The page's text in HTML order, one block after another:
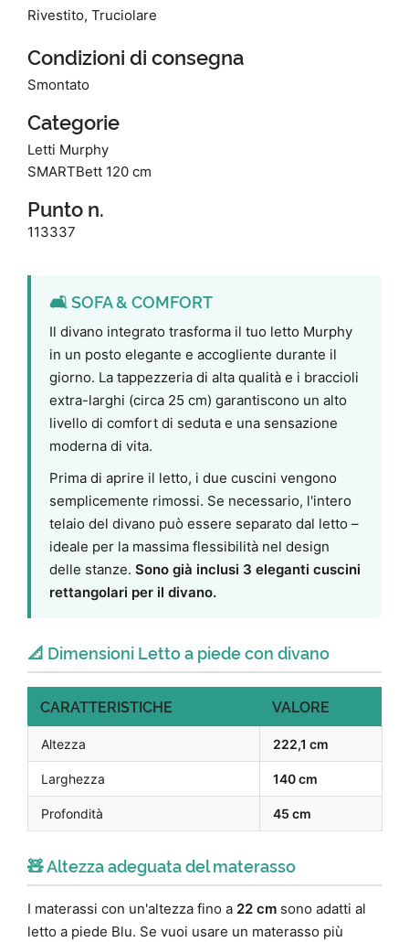
Rivestito, Truciolare
Condizioni di consegna
Smontato
Categorie
Letti Murphy
SMARTBett 120 cm
Punto n.
113337
🛋️ SOFA & COMFORT
Il divano integrato trasforma il tuo letto Murphy
in un posto elegante e accogliente durante il
giorno. La tappezzeria di alta qualità e i braccioli
extra-larghi (circa 25 cm) garantiscono un alto
livello di comfort di seduta e una sensazione
moderna di vita.
Prima di aprire il letto, i due cuscini vengono
semplicemente rimossi. Se necessario, l'intero
telaio del divano può essere separato dal letto –
ideale per la massima flessibilità nel design
delle stanze. Sono già inclusi 3 eleganti cuscini
rettangolari per il divano.
📐 Dimensioni Letto a piede con divano
CARATTERISTICHE VALORE
Altezza 222,1 cm
Larghezza 140 cm
Profondità 45 cm
🧸 Altezza adeguata del materasso
I materassi con un'altezza fino a 22 cm sono adatti al
letto a piede Blu. Se vuoi usare un materasso più